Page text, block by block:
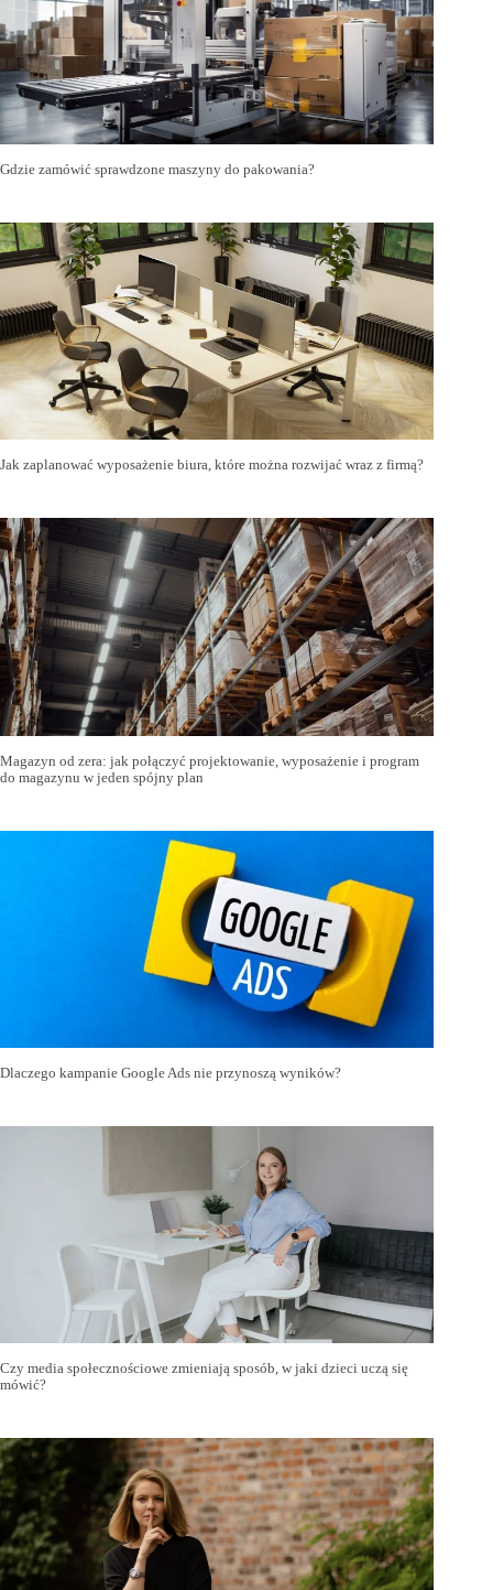
Gdzie zamówić sprawdzone maszyny do pakowania?
Jak zaplanować wyposażenie biura, które można rozwijać wraz z firmą?
Magazyn od zera: jak połączyć projektowanie, wyposażenie i program
do magazynu w jeden spójny plan
Dlaczego kampanie Google Ads nie przynoszą wyników?
Czy media społecznościowe zmieniają sposób, w jaki dzieci uczą się
mówić?